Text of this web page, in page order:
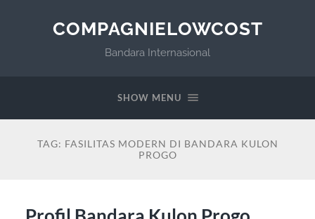
COMPAGNIELOWCOST
Bandara Internasional
SHOW MENU
TAG: FASILITAS MODERN DI BANDARA KULON
PROGO